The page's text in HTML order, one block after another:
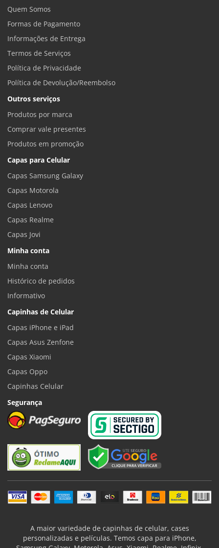
Quem Somos
Formas de Pagamento
Informações de Entrega
Termos de Serviços
Política de Privacidade
Política de Devolução/Reembolso
Outros serviços
Produtos por marca
Comprar vale presentes
Produtos em promoção
Capas para Celular
Capas Samsung Galaxy
Capas Motorola
Capas Lenovo
Capas Realme
Capas Jovi
Minha conta
Minha conta
Histórico de pedidos
Informativo
Capinhas de Celular
Capas iPhone e iPad
Capas Asus Zenfone
Capas Xiaomi
Capas Oppo
Capinhas Celular
Segurança
A maior variedade de capinhas de celular, cases
personalizadas e películas. Temos capa para iPhone,